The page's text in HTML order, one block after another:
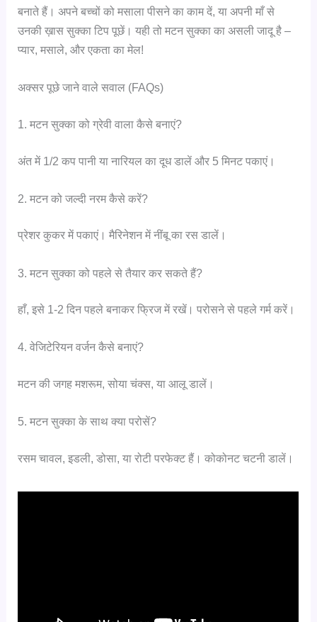
बनाते हैं। अपने बच्चों को मसाला पीसने का काम दें, या अपनी माँ से
उनकी ख़ास सुक्का टिप पूछें। यही तो मटन सुक्का का असली जादू है –
प्यार, मसाले, और एकता का मेल!
अक्सर पूछे जाने वाले सवाल (FAQs)
1. मटन सुक्का को ग्रेवी वाला कैसे बनाएं?
अंत में 1/2 कप पानी या नारियल का दूध डालें और 5 मिनट पकाएं।
2. मटन को जल्दी नरम कैसे करें?
प्रेशर कुकर में पकाएं। मैरिनेशन में नींबू का रस डालें।
3. मटन सुक्का को पहले से तैयार कर सकते हैं?
हाँ, इसे 1-2 दिन पहले बनाकर फ्रिज में रखें। परोसने से पहले गर्म करें।
4. वेजिटेरियन वर्जन कैसे बनाएं?
मटन की जगह मशरूम, सोया चंक्स, या आलू डालें।
5. मटन सुक्का के साथ क्या परोसें?
रसम चावल, इडली, डोसा, या रोटी परफेक्ट हैं। कोकोनट चटनी डालें।